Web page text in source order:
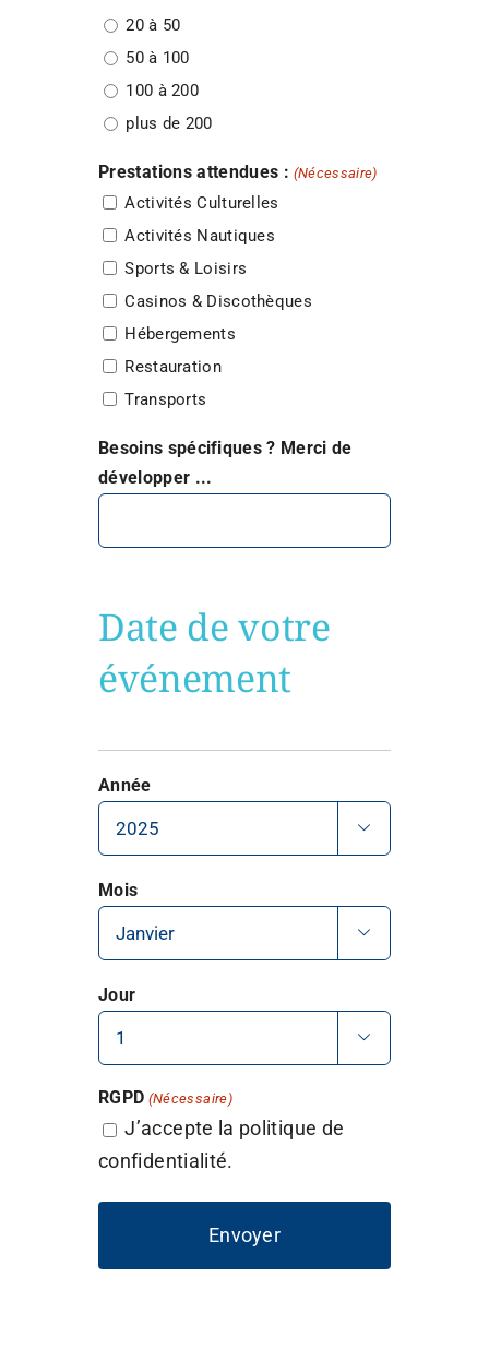
20 à 50
50 à 100
100 à 200
plus de 200
Prestations attendues : (Nécessaire)
Activités Culturelles
Activités Nautiques
Sports & Loisirs
Casinos & Discothèques
Hébergements
Restauration
Transports
Besoins spécifiques ? Merci de
développer ...
Date de votre
événement
Année

Mois

Jour

RGPD (Nécessaire)
J’accepte la politique de
confidentialité.